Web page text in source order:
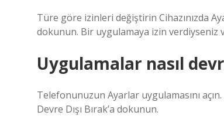
Türe göre izinleri değiştirin Cihazınızda
dokunun. Bir uygulamaya izin verdiyseniz
Uygulamalar nasıl
Telefonunuzun Ayarlar uygulamasını
Devre Dışı Bırak’a dokunun.